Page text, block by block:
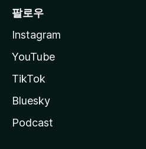
팔로우
Instagram
YouTube
TikTok
Bluesky
Podcast